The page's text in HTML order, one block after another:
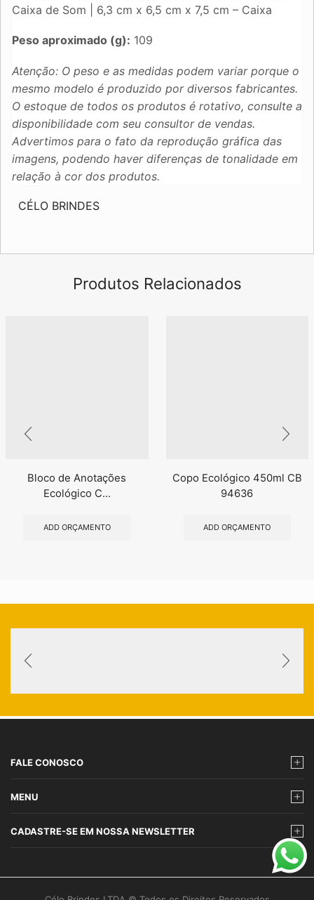
Caixa de Som | 6,3 cm x 6,5 cm x 7,5 cm – Caixa
Peso aproximado (g): 109
Atenção: O peso e as medidas podem variar porque o
mesmo modelo é produzido por diversos fabricantes.
O estoque de todos os produtos é rotativo, consulte a
disponibilidade com seu consultor de vendas.
Advertimos para o fato da reprodução gráfica das
imagens, podendo haver diferenças de tonalidade em
relação à cor dos produtos.
CÉLO BRINDES
Produtos Relacionados
Bloco de Anotações
Ecológico C...
ADD ORÇAMENTO
Copo Ecológico 450ml CB
94636
ADD ORÇAMENTO
FALE CONOSCO
MENU
CADASTRE-SE EM NOSSA NEWSLETTER